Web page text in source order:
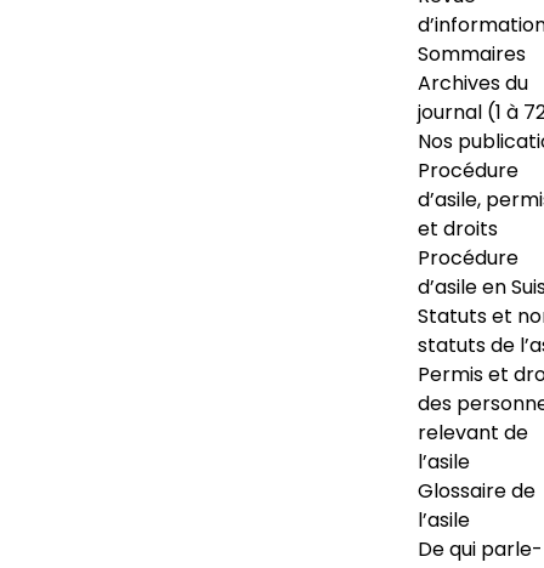
Sommaires
Archives du
journal (1 à
Nos
Procédure
d’asile,
et droits
Procédure
d’asile en
Statuts et
statuts de
Permis et
des
relevant de
l’asile
Glossaire de
l’asile
De qui